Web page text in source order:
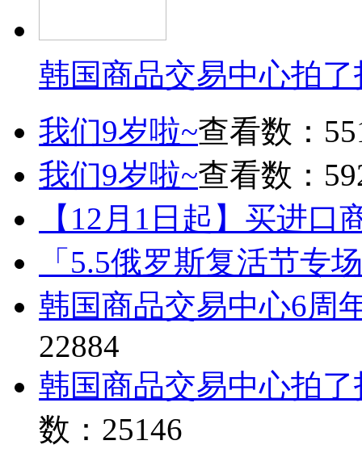
韩国商品交易中心拍
我们9岁啦~查看数：
我们9岁啦~查看数：
【12月1日起】买进口
「5.5俄罗斯复活节专
韩国商品交易中心6周
22884
韩国商品交易中心拍
数：25146